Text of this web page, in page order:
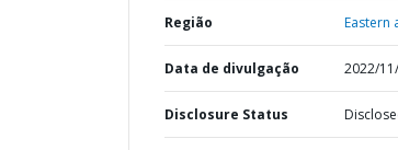
Região Eastern
Data de divulgação 2022/
Disclosure Status